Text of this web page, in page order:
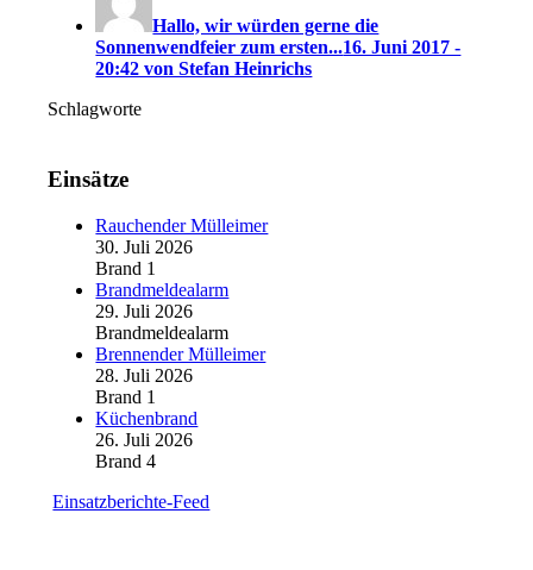
Hallo, wir würden gerne die
Sonnenwendfeier zum ersten...16. Juni 2017 -
20:42 von Stefan Heinrichs
Schlagworte
Einsätze
Rauchender Mülleimer
30. Juli 2026
Brand 1
Brandmeldealarm
29. Juli 2026
Brandmeldealarm
Brennender Mülleimer
28. Juli 2026
Brand 1
Küchenbrand
26. Juli 2026
Brand 4
Einsatzberichte-Feed